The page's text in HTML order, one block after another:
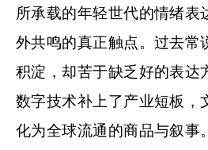
所承载的年轻世代的情绪表
外共鸣的真正触点。过去常
积淀，却苦于缺乏好的表达
数字技术补上了产业短板，
化为全球流通的商品与叙事